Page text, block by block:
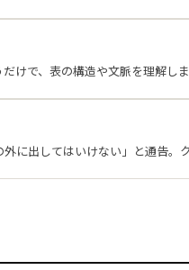
けで、表の構造や文脈を理解し
に出してはいけない」と通告。